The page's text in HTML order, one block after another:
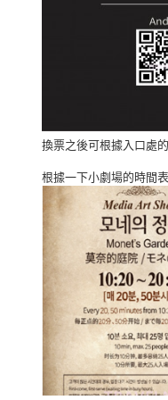
換票之後可根據入口處
根據一下小劇場的時間